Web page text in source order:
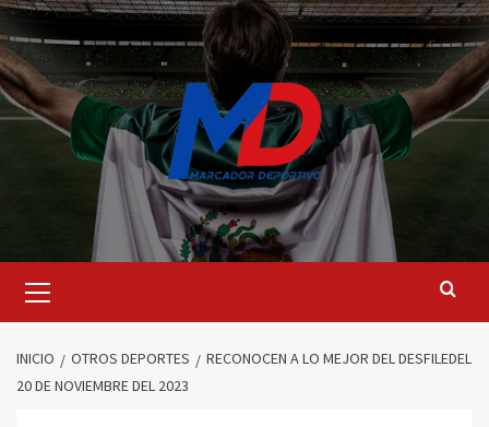
Saltar
al
contenido
principal
INICIO OTROS DEPORTES
RECONOCEN A LO MEJOR DEL DESFILEDEL
20 DE NOVIEMBRE DEL 2023